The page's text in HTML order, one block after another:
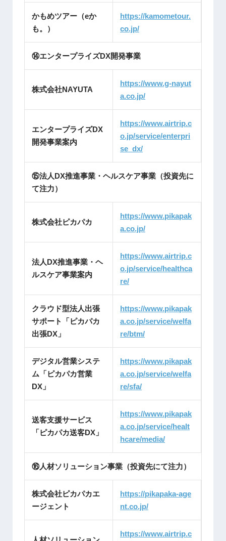
かもめツアー（eか
も。）
https://kamometour.
co.jp/
⑭エンタープライズDX開発事業
株式会社NAYUTA
https://www.g-nayut
a.co.jp/
エンタープライズDX
開発事業案内
https://www.airtrip.c
o.jp/service/enterpri
se_dx/
⑮法人DX推進事業・ヘルスケア事業（投資先に
て注力）
株式会社ピカパカ
https://www.pikapak
a.co.jp/
法人DX推進事業・ヘ
ルスケア事業案内
https://www.airtrip.c
o.jp/service/healthca
re/
クラウド型法人出張
サポート「ピカパカ
出張DX」
https://www.pikapak
a.co.jp/service/welfa
re/btm/
デジタル営業システ
ム「ピカパカ営業
DX」
https://www.pikapak
a.co.jp/service/welfa
re/sfa/
送客支援サービス
「ピカパカ送客DX」
https://www.pikapak
a.co.jp/service/healt
hcare/media/
⑯人材ソリューション事業（投資先にて注力）
株式会社ピカパカエ
ージェント
https://pikapaka-age
nt.co.jp/
https://www.airtrip.c